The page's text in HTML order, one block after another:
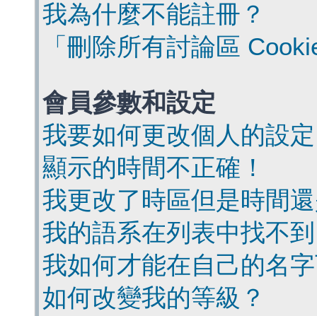
我為什麼不能註冊？
「刪除所有討論區
會員參數和設定
我要如何更改個人的設
顯示的時間不正確！
我更改了時區但是時間
我的語系在列表中找不
我如何才能在自己的名
如何改變我的等級？